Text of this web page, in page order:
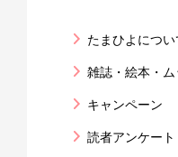
たまひよについ
雑誌・絵本・
キャンペーン
読者アンケー